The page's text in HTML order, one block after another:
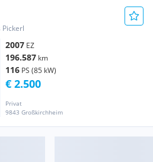
2007 EZ
196.587 km
116 PS (85 kW)
Privat
9843 Großkirchheim
€ 2.500